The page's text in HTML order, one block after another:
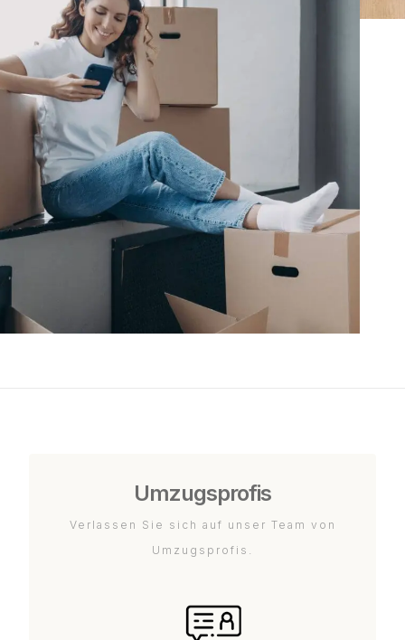
Umzugsprofis
Verlassen Sie sich auf unser Team von
Umzugsprofis.